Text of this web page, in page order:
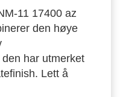
11 17400 az
den høye
har utmerket
Lett å